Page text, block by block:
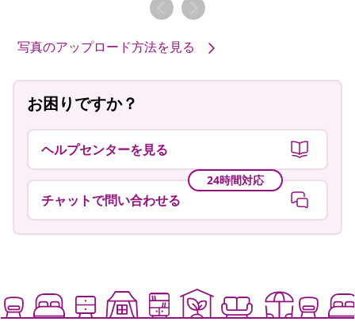
写真のアップロード方法を見る
お困りですか？
ヘルプセンターを見る
24時間対応
チャットで問い合わせる